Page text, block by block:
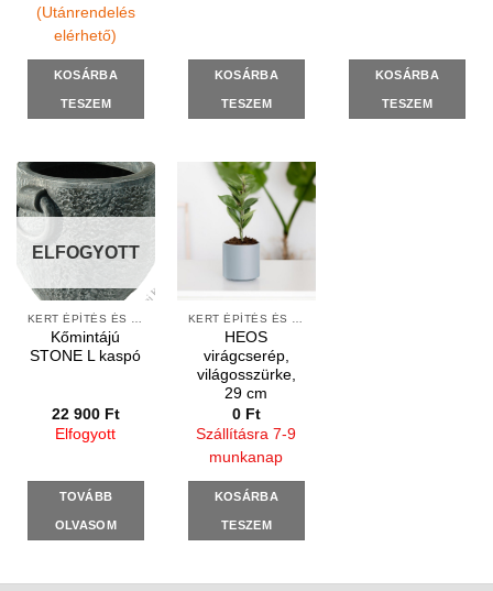
(Utánrendelés
elérhető)
KOSÁRBA
TESZEM
KOSÁRBA
TESZEM
KOSÁRBA
TESZEM
ELFOGYOTT
Kőmintájú
STONE L kaspó
22 900 Ft
Elfogyott
TOVÁBB
OLVASOM
HEOS
virágcserép,
világosszürke,
29 cm
0 Ft
Szállításra 7-9
munkanap
KOSÁRBA
TESZEM